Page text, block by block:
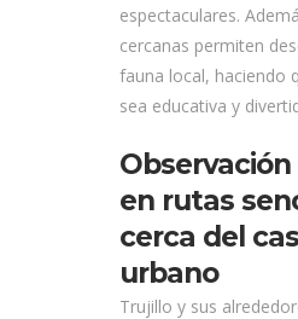
espectaculares.
cercanas permiten
fauna local, haciendo
sea educativa y
en rutas
cerca del
urbano
Trujillo y sus